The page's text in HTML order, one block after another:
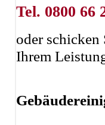
Tel. 0800 66
oder
Ihrem